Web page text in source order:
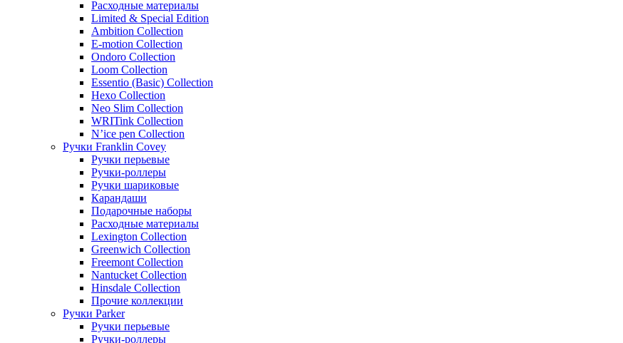
Расходные материалы
Limited & Special Edition
Ambition Collection
E-motion Collection
Ondoro Collection
Loom Collection
Essentio (Basic) Collection
Hexo Collection
Neo Slim Collection
WRITink Collection
N’ice pen Collection
Ручки Franklin Covey
Ручки перьевые
Ручки-роллеры
Ручки шариковые
Карандаши
Подарочные наборы
Расходные материалы
Lexington Collection
Greenwich Collection
Freemont Collection
Nantucket Collection
Hinsdale Collection
Прочие коллекции
Ручки Parker
Ручки перьевые
Ручки-роллеры